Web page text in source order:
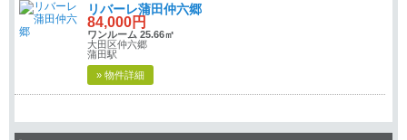
リバーレ蒲田仲六郷
84,000円
ワンルーム 25.66㎡
大田区仲六郷
蒲田駅
» 物件詳細